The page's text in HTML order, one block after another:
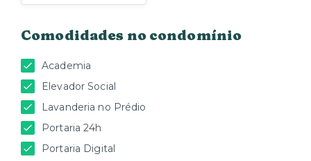
Comodidades no condomínio
Academia
Elevador Social
Lavanderia no Prédio
Portaria 24h
Portaria Digital